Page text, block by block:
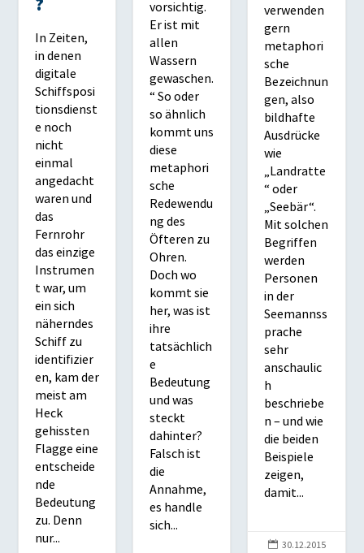
?
In Zeiten,
in denen
digitale
Schiffsposi
tionsdienst
e noch
nicht
einmal
angedacht
waren und
das
Fernrohr
das einzige
Instrumen
t war, um
ein sich
näherndes
Schiff zu
identifizier
en, kam der
meist am
Heck
gehissten
Flagge eine
entscheide
nde
Bedeutung
zu. Denn
nur...
vorsichtig.
Er ist mit
allen
Wassern
gewaschen.
“ So oder
so ähnlich
kommt uns
diese
metaphori
sche
Redewendu
ng des
Öfteren zu
Ohren.
Doch wo
kommt sie
her, was ist
ihre
tatsächlich
e
Bedeutung
und was
steckt
dahinter?
Falsch ist
die
Annahme,
es handle
sich...
verwenden
gern
metaphori
sche
Bezeichnun
gen, also
bildhafte
Ausdrücke
wie
„Landratte
“ oder
„Seebär“.
Mit solchen
Begriffen
werden
Personen
in der
Seemannss
prache
sehr
anschaulic
h
beschriebe
n – und wie
die beiden
Beispiele
zeigen,
damit...
 30.12.2015